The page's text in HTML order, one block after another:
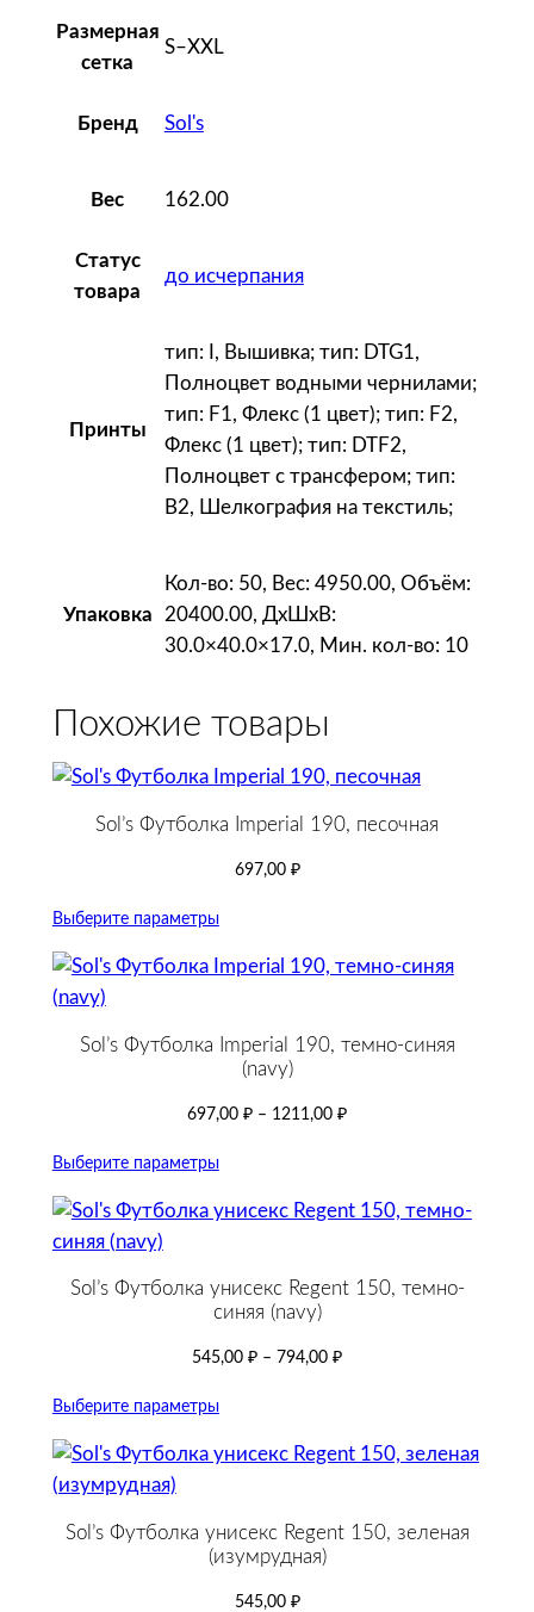
1Размерная
сетка
S–XXL
Бренд Sol's
Вес 162.00
Статус
товара
до исчерпания
Принты
тип: I, Вышивка; тип: DTG1,
Полноцвет водными чернилами;
тип: F1, Флекс (1 цвет); тип: F2,
Флекс (1 цвет); тип: DTF2,
Полноцвет с трансфером; тип:
B2, Шелкография на текстиль;
Упаковка
Кол-во: 50, Вес: 4950.00, Объём:
20400.00, ДxШxВ:
30.0×40.0×17.0, Мин. кол-во: 10
Похожие товары
Sol’s Футболка Imperial 190, песочная
697,00 ₽
Выберите параметры
Sol’s Футболка Imperial 190, темно-синяя
(navy)
697,00 ₽ – 1211,00 ₽
Выберите параметры
Sol’s Футболка унисекс Regent 150, темно-
синяя (navy)
545,00 ₽ – 794,00 ₽
Выберите параметры
Sol’s Футболка унисекс Regent 150, зеленая
(изумрудная)
545,00 ₽